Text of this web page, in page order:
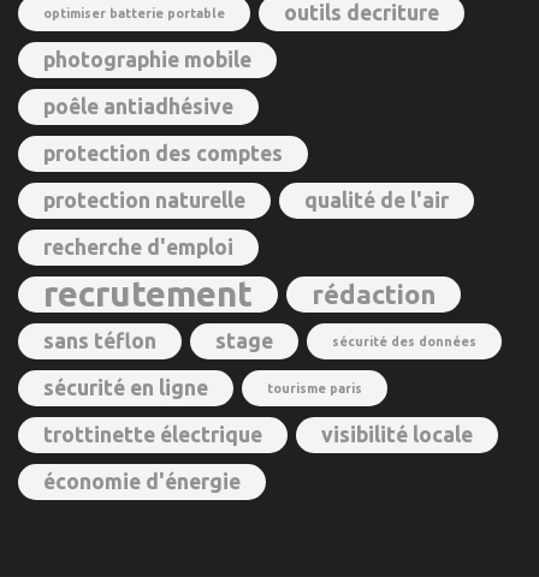
optimiser batterie portable outils decriture
photographie mobile
poêle antiadhésive
protection des comptes
protection naturelle qualité de l'air
recherche d'emploi
recrutement rédaction
sans téflon stage sécurité des données
sécurité en ligne tourisme paris
trottinette électrique visibilité locale
économie d'énergie